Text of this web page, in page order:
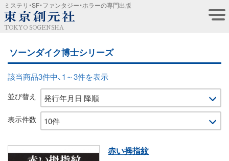
ミステリ・SF・ファンタジー・ホラーの専門出版
TOKYO SOGENSHA
ソーンダイク博士シリーズ
該当商品3件中、1～3件を表示
並び替え
表示件数
赤い拇指紋